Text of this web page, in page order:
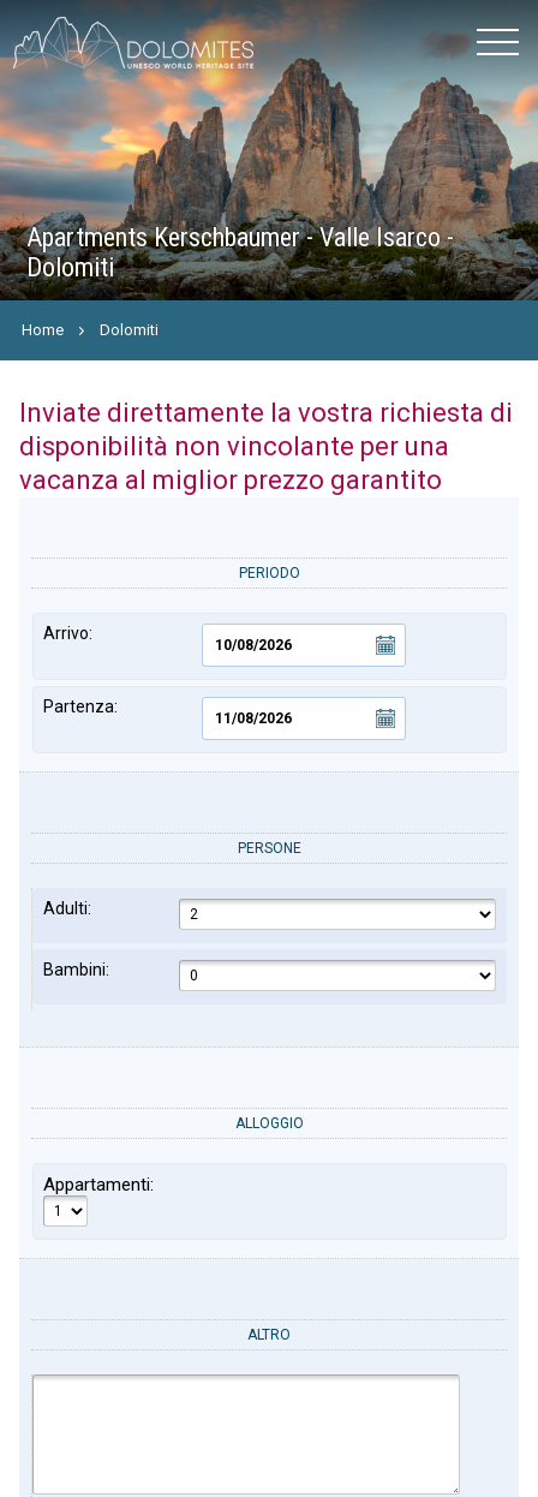
Apartments Kerschbaumer - Valle Isarco -
Dolomiti
Home Dolomiti
Inviate direttamente la vostra richiesta di
disponibilità non vincolante per una
vacanza al miglior prezzo garantito
PERIODO
Arrivo:
Partenza:
PERSONE
Adulti:
Bambini:
ALLOGGIO
Appartamenti:
ALTRO